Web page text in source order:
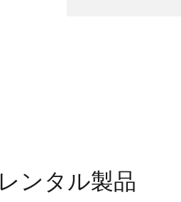
レンタル製品